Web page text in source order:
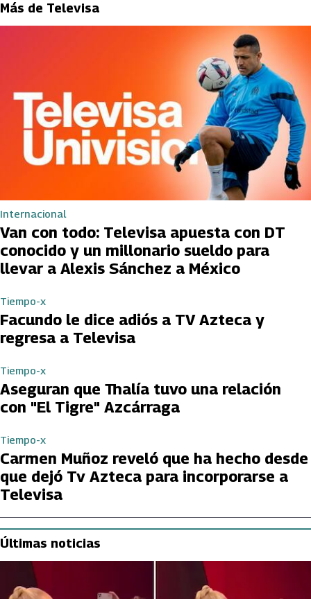
Más de Televisa
Internacional
Van con todo: Televisa apuesta con DT
conocido y un millonario sueldo para
llevar a Alexis Sánchez a México
Tiempo-x
Facundo le dice adiós a TV Azteca y
regresa a Televisa
Tiempo-x
Aseguran que Thalía tuvo una relación
con "El Tigre" Azcárraga
Tiempo-x
Carmen Muñoz reveló que ha hecho desde
que dejó Tv Azteca para incorporarse a
Televisa
Últimas noticias